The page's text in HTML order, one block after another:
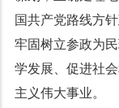
国共产党路线方
牢固树立参政为
学发展、促进社
主义伟大事业。